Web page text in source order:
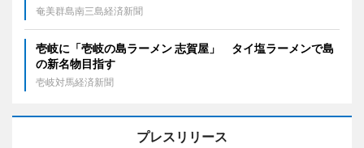
奄美群島南三島経済新聞
壱岐に「壱岐の島ラーメン 志賀屋」 タイ塩ラーメンで島
の新名物目指す
壱岐対馬経済新聞
プレスリリース